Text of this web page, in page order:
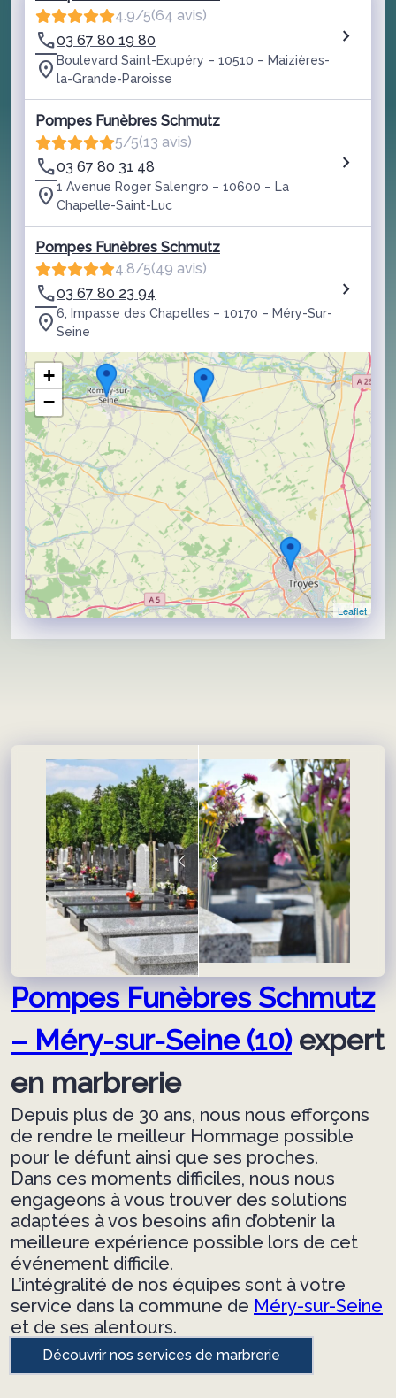
4.9/5(64 avis)
03 67 80 19 80
Boulevard Saint-Exupéry – 10510 – Maizières-
la-Grande-Paroisse
Pompes Funèbres Schmutz
5/5(13 avis)
03 67 80 31 48
1 Avenue Roger Salengro – 10600 – La
Chapelle-Saint-Luc
Pompes Funèbres Schmutz
4.8/5(49 avis)
03 67 80 23 94
6, Impasse des Chapelles – 10170 – Méry-Sur-
Seine
+
−
Leaflet
Pompes Funèbres Schmutz
– Méry-sur-Seine (10)expert
en marbrerie
Depuis plus de 30 ans, nous nous efforçons
de rendre le meilleur Hommage possible
pour le défunt ainsi que ses proches.
Dans ces moments difficiles, nous nous
engageons à vous trouver des solutions
adaptées à vos besoins afin d’obtenir la
meilleure expérience possible lors de cet
événement difficile.
L’intégralité de nos équipes sont à votre
service dans la commune de Méry-sur-Seine
et de ses alentours.
Découvrir nos services de marbrerie